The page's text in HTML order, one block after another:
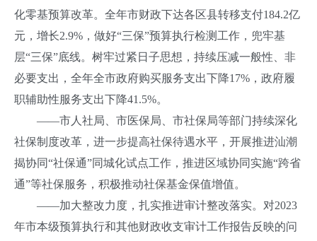
化零基预算改革。全年市财政下达各区县转移支付184.2亿
元，增长2.9%，做好“三保”预算执行检测工作，兜牢基
层“三保”底线。树牢过紧日子思想，持续压减一般性、非
必要支出，全年全市政府购买服务支出下降17%，政府履
职辅助性服务支出下降41.5%。
——市人社局、市医保局、市社保局等部门持续深化
社保制度改革，进一步提高社保待遇水平，开展推进汕潮
揭协同“社保通”同城化试点工作，推进区域协同实施“跨省
通”等社保服务，积极推动社保基金保值增值。
——加大整改力度，扎实推进审计整改落实。对2023
年市本级预算执行和其他财政收支审计工作报告反映的问